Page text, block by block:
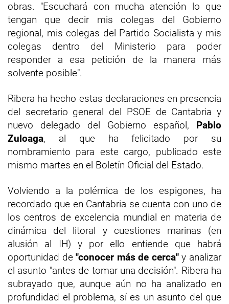
obras. "Escuchará con mucha atención lo que
tengan que decir mis colegas del Gobierno
regional, mis colegas del Partido Socialista y mis
colegas dentro del Ministerio para poder
responder a esa petición de la manera más
solvente posible".
Ribera ha hecho estas declaraciones en presencia
del secretario general del PSOE de Cantabria y
nuevo delegado del Gobierno español, Pablo
Zuloaga, al que ha felicitado por su
nombramiento para este cargo, publicado este
mismo martes en el Boletín Oficial del Estado.
Volviendo a la polémica de los espigones, ha
recordado que en Cantabria se cuenta con uno de
los centros de excelencia mundial en materia de
dinámica del litoral y cuestiones marinas (en
alusión al IH) y por ello entiende que habrá
oportunidad de"conocer más de cerca"y analizar
el asunto "antes de tomar una decisión". Ribera ha
subrayado que, aunque aún no ha analizado en
profundidad el problema, sí es un asunto del que